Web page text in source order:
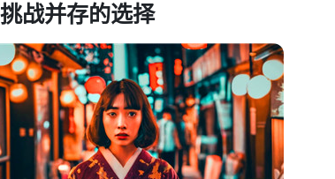
战并存的选择